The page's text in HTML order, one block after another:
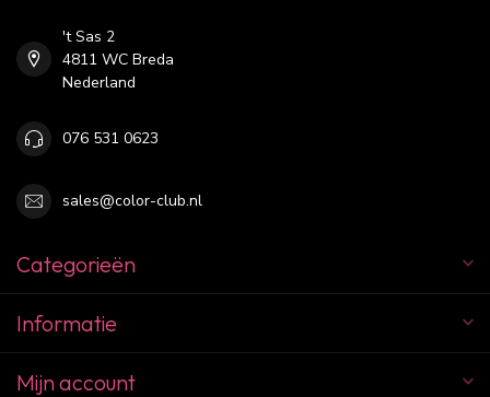
't Sas 2
4811 WC Breda
Nederland
076 531 0623
sales@color-club.nl
Categorieën
Informatie
Mijn account